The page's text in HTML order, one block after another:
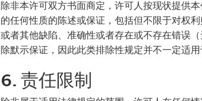
除非本许可双方书面商定，许可人按现状提供
的任何性质的陈述或保证，包括但不限于对权
或者其他缺陷、准确性或者存在或不存在错误
除默示保证，因此此类排除性规定并不一定适用
6. 责任限制